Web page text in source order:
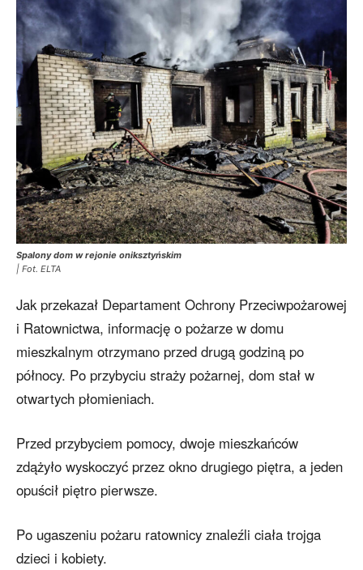
Spalony dom w rejonie oniksztyńskim
| Fot. ELTA
Jak przekazał Departament Ochrony Przeciwpożarowej
i Ratownictwa, informację o pożarze w domu
mieszkalnym otrzymano przed drugą godziną po
północy. Po przybyciu straży pożarnej, dom stał w
otwartych płomieniach.
Przed przybyciem pomocy, dwoje mieszkańców
zdążyło wyskoczyć przez okno drugiego piętra, a jeden
opuścił piętro pierwsze.
Po ugaszeniu pożaru ratownicy znaleźli ciała trojga
dzieci i kobiety.